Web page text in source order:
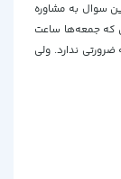
سوال به مشاوره
که جمعه‌ها ساعت
ندارد. ولی